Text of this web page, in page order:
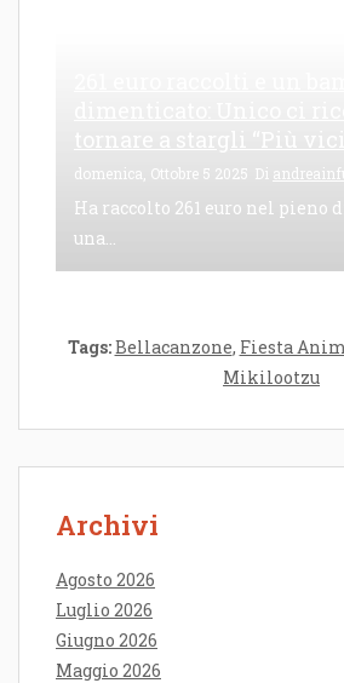
domenica, Ottobre 5 2025 Di
Ha raccolto 261 euro nel pieno
una...
Tags:Bellacanzone, Fiesta
Mikilootzu
Archivi
Agosto 2026
Luglio 2026
Giugno 2026
Maggio 2026